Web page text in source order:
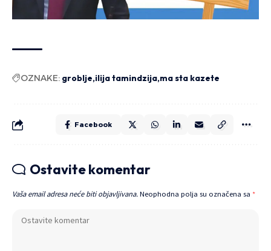
OZNAKE: groblje ilija tamindzija ma sta kazete
Facebook
Ostavite komentar
Vaša email adresa neće biti objavljivana. Neophodna polja su označena sa *